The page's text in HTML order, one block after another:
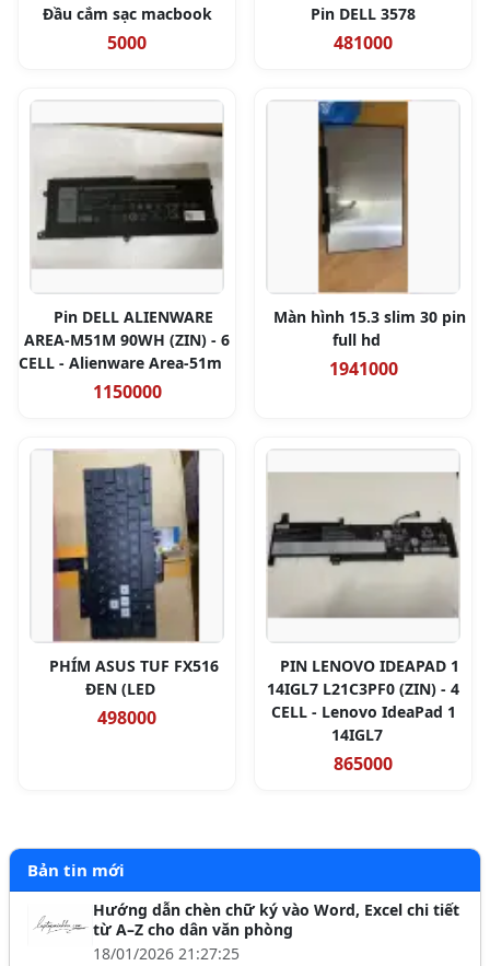
Đầu cắm sạc macbook
5000
Pin DELL 3578
481000
Pin DELL ALIENWARE
AREA-M51M 90WH (ZIN) - 6
CELL - Alienware Area-51m
1150000
Màn hình 15.3 slim 30 pin
full hd
1941000
PHÍM ASUS TUF FX516
ĐEN (LED
498000
PIN LENOVO IDEAPAD 1
14IGL7 L21C3PF0 (ZIN) - 4
CELL - Lenovo IdeaPad 1
14IGL7
865000
Bản tin mới
Hướng dẫn chèn chữ ký vào Word, Excel chi tiết
từ A–Z cho dân văn phòng
18/01/2026 21:27:25